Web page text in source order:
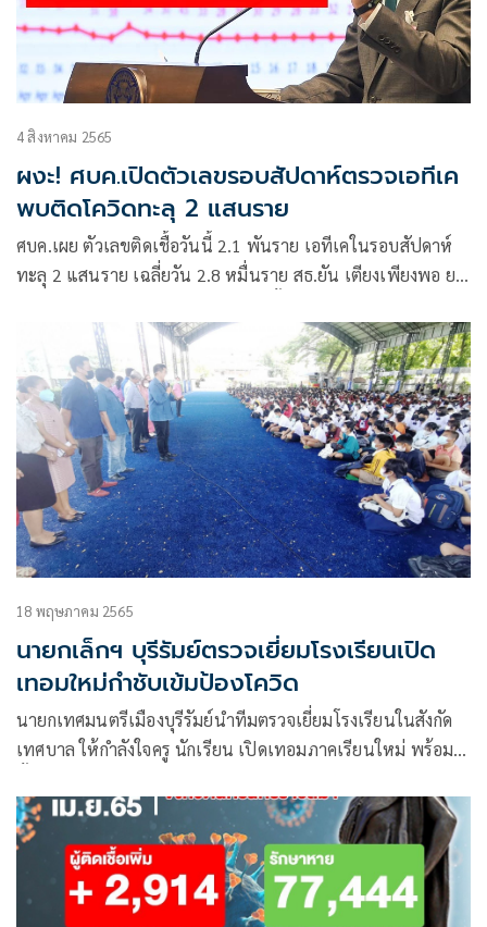
4 สิงหาคม 2565
ผงะ! ศบค.เปิดตัวเลขรอบสัปดาห์ตรวจเอทีเค
พบติดโควิดทะลุ 2 แสนราย
ศบค.เผย ตัวเลขติดเชื้อวันนี้ 2.1 พันราย เอทีเคในรอบสัปดาห์
ทะลุ 2 แสนราย เฉลี่ยวัน 2.8 หมื่นราย สธ.ยัน เตียงเพียงพอ ยา
ใหญ่ 19 ส.ค.
18 พฤษภาคม 2565
นายกเล็กฯ บุรีรัมย์ตรวจเยี่ยมโรงเรียนเปิด
เทอมใหม่กำชับเข้มป้องโควิด
นายกเทศมนตรีเมืองบุรีรัมย์นำทีมตรวจเยี่ยมโรงเรียนในสังกัด
เทศบาล ให้กำลังใจครู นักเรียน เปิดเทอมภาคเรียนใหม่ พร้อม